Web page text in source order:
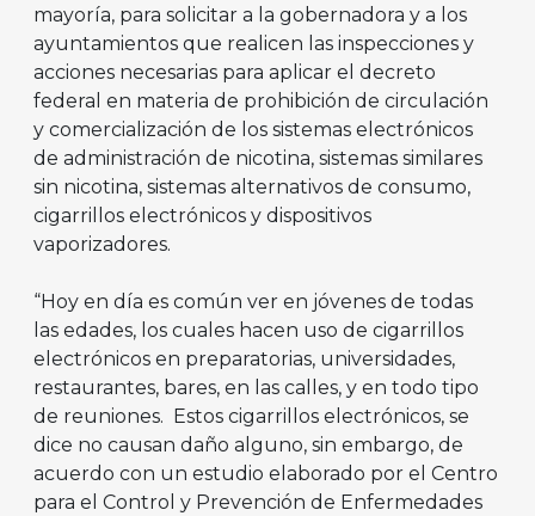
mayoría, para solicitar a la gobernadora y a los
ayuntamientos que realicen las inspecciones y
acciones necesarias para aplicar el decreto
federal en materia de prohibición de circulación
y comercialización de los sistemas electrónicos
de administración de nicotina, sistemas similares
sin nicotina, sistemas alternativos de consumo,
cigarrillos electrónicos y dispositivos
vaporizadores.
“Hoy en día es común ver en jóvenes de todas
las edades, los cuales hacen uso de cigarrillos
electrónicos en preparatorias, universidades,
restaurantes, bares, en las calles, y en todo tipo
de reuniones. Estos cigarrillos electrónicos, se
dice no causan daño alguno, sin embargo, de
acuerdo con un estudio elaborado por el Centro
para el Control y Prevención de Enfermedades